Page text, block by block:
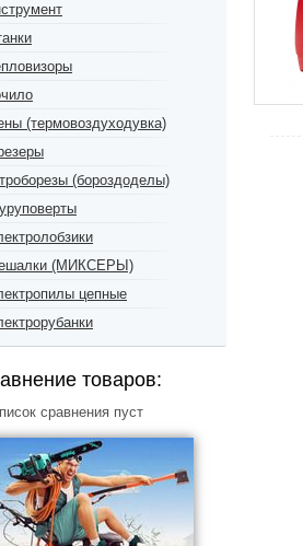
(термовоздуходувка)
(бороздоделы)
(МИКСЕРЫ)
цепные
товаров:
сравнения пуст